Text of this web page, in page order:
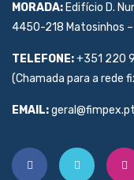
MORADA: Edifício D.
4450-218 Matosinhos
TELEFONE:+351 220
(Chamada para a rede
EMAIL:geral@fimpex.pt